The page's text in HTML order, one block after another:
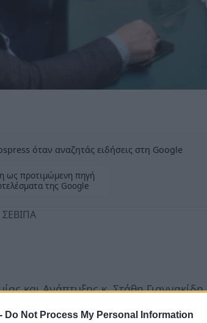
Do Not Process My Personal Information
όταν αναζητάς ειδήσεις στη Google
ως προτιμώμενη πηγή
της Google
και Ανάπτυξης κ. Στάθη Γιαννακίδη,
του ΣΕΒΙΠΑ, στο πλαίσιο της